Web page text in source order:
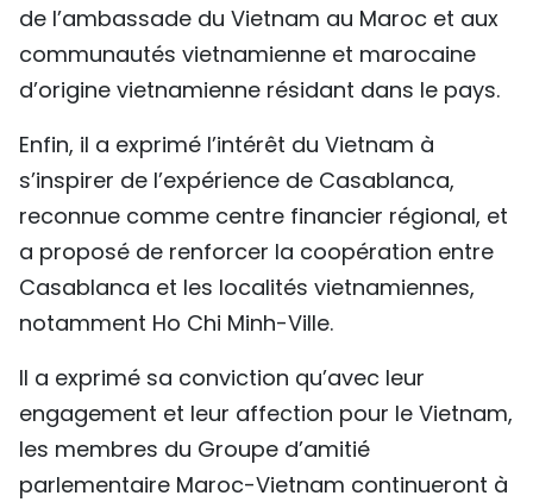
de l’ambassade du Vietnam au Maroc et aux
communautés vietnamienne et marocaine
d’origine vietnamienne résidant dans le pays.
Enfin, il a exprimé l’intérêt du Vietnam à
s’inspirer de l’expérience de Casablanca,
reconnue comme centre financier régional, et
a proposé de renforcer la coopération entre
Casablanca et les localités vietnamiennes,
notamment Ho Chi Minh-Ville.
Il a exprimé sa conviction qu’avec leur
engagement et leur affection pour le Vietnam,
les membres du Groupe d’amitié
parlementaire Maroc-Vietnam continueront à